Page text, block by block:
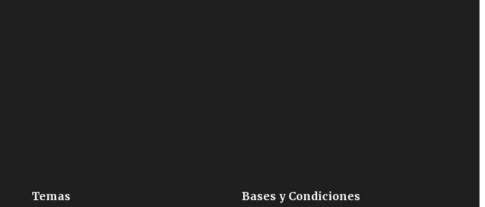
Temas
Bases y Condiciones